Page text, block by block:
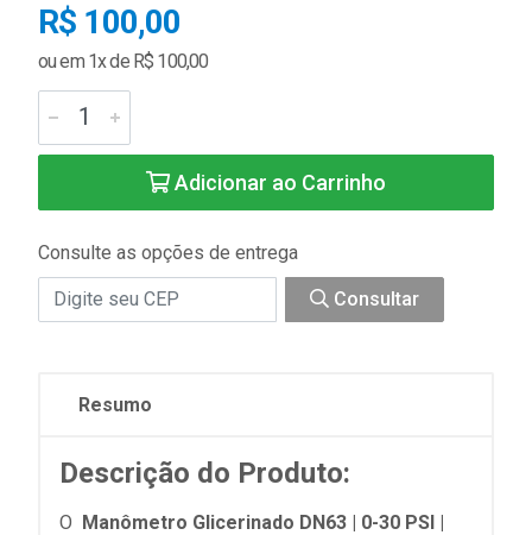
R$ 100,00
ou em 1x de R$ 100,00
Adicionar ao Carrinho
Consulte as opções de entrega
Consultar
Resumo
Descrição do Produto:
O Manômetro Glicerinado DN63 | 0-30 PSI |